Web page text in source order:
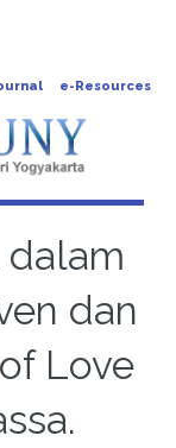
e-Resources
dalam
dan
Love